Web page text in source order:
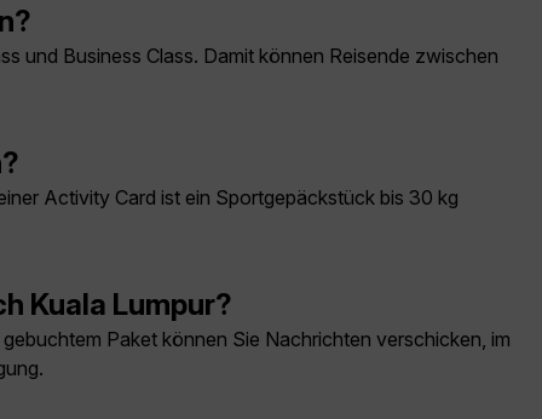
und Business Class. Damit können Reisende zwischen
Activity Card ist ein Sportgepäckstück bis 30 kg
Kuala Lumpur?
Paket können Sie Nachrichten verschicken, im